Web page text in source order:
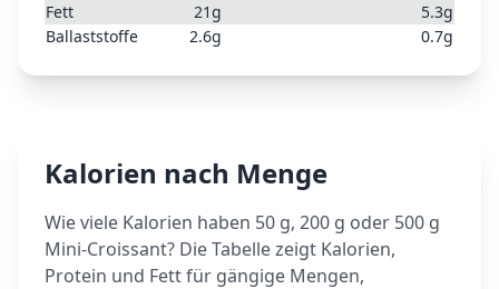
Fett
21g 5.3g
Ballaststoffe
2.6g 0.7g
Kalorien nach Menge
Wie viele Kalorien haben 50 g, 200 g oder 500 g
Mini-Croissant? Die Tabelle zeigt Kalorien,
Protein und Fett für gängige Mengen,